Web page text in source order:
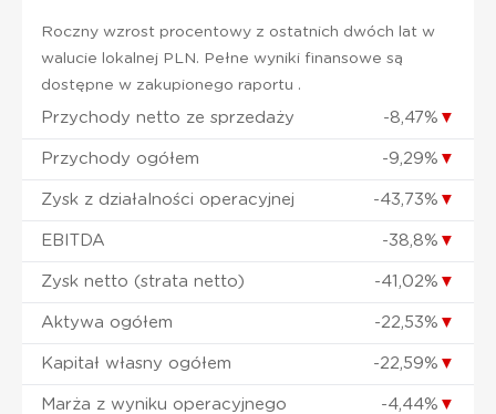
Roczny wzrost procentowy z ostatnich dwóch lat w
walucie lokalnej PLN. Pełne wyniki finansowe są
dostępne w zakupionego raportu .
Przychody netto ze sprzedaży -8,47% ▼
Przychody ogółem -9,29% ▼
Zysk z działalności operacyjnej -43,73% ▼
EBITDA -38,8% ▼
Zysk netto (strata netto) -41,02% ▼
Aktywa ogółem -22,53% ▼
Kapitał własny ogółem -22,59% ▼
Marża z wyniku operacyjnego -4,44% ▼